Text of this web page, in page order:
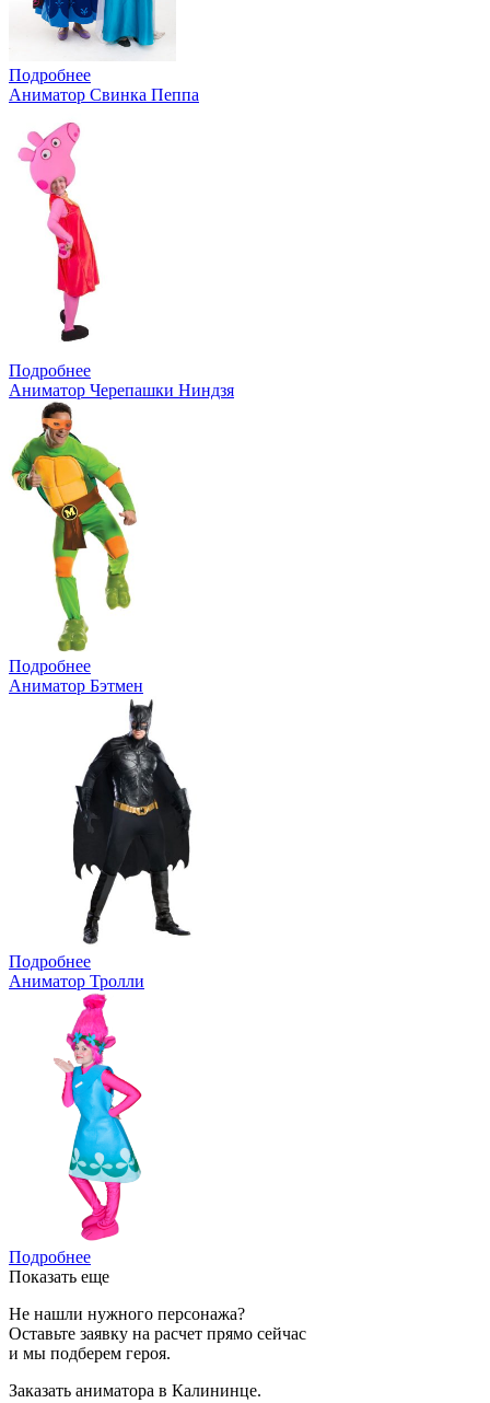
Подробнее
Аниматор Свинка Пеппа
Подробнее
Аниматор Черепашки Ниндзя
Подробнее
Аниматор Бэтмен
Подробнее
Аниматор Тролли
Подробнее
Показать еще
Не нашли нужного персонажа?
Оставьте заявку на расчет прямо сейчас
и мы подберем героя.
Заказать аниматора в Калининце.